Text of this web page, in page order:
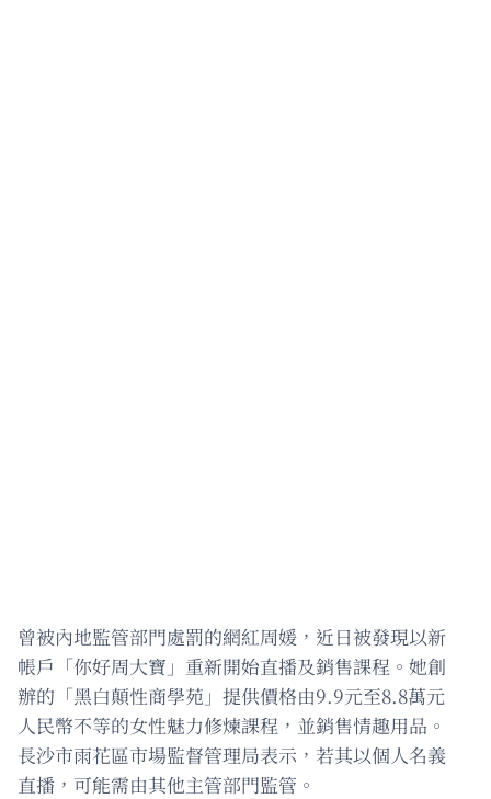
曾被內地監管部門處罰的網紅周媛，近日被發現以新
帳戶「你好周大寶」重新開始直播及銷售課程。她創
辦的「黑白顛性商學苑」提供價格由9.9元至8.8萬元
人民幣不等的女性魅力修煉課程，並銷售情趣用品。
長沙市雨花區市場監督管理局表示，若其以個人名義
直播，可能需由其他主管部門監管。